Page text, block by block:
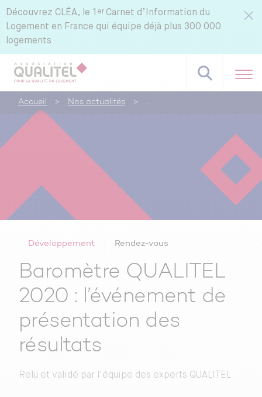
Découvrez CLÉA, le 1 er Carnet d’Information du
Logement en France qui équipe déjà plus 300 000
logements
Accueil > Nos actualités >
Développement Rendez-vous
Baromètre QUALITEL
2020 : l’événement de
présentation des
résultats
Relu et validé par l'équipe des experts QUALITEL